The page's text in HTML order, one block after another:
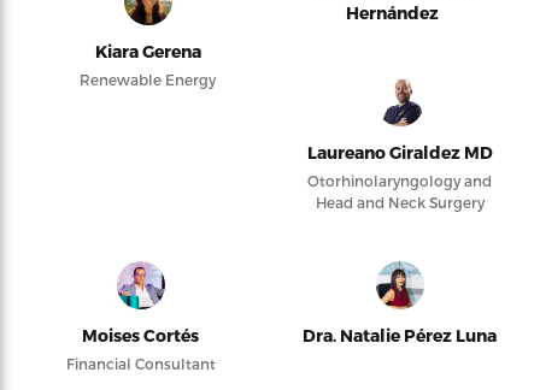
Kiara Gerena
Renewable Energy
Hernández
Laureano Giraldez MD
Otorhinolaryngology and
Head and Neck Surgery
Moises Cortés
Financial Consultant
Dra. Natalie Pérez Luna